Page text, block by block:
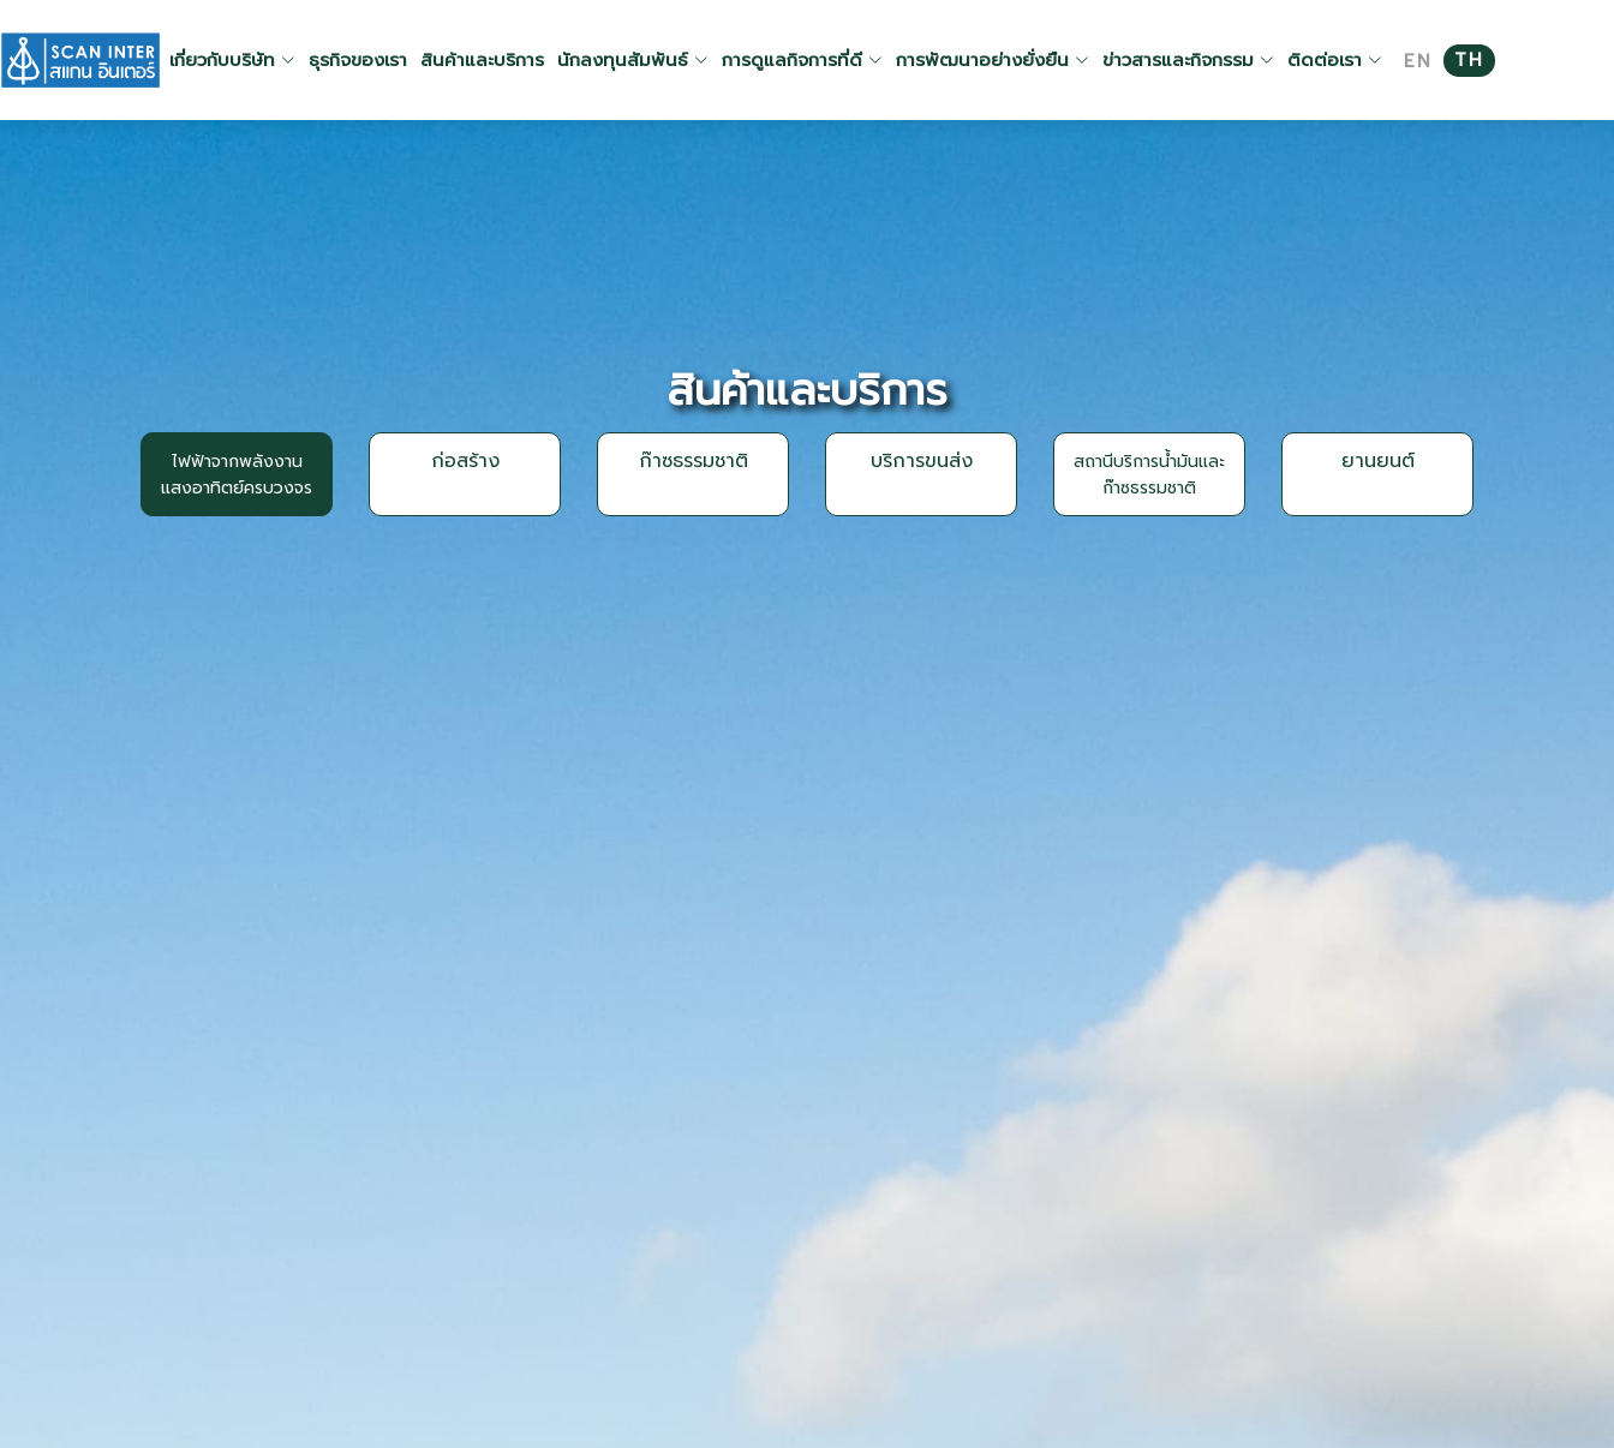
เกี่ยวกับบริษัท ธุรกิจของเรา สินค้าและบริการ นักลงทุนสัมพันธ์ การดูแลกิจการที่ดี การพัฒนาอย่างยั่งยืน ข่าวสารและกิจกรรม ติดต่อเรา EN TH
สินค้าและบริการ
ไฟฟ้าจากพลังงาน
แสงอาทิตย์ครบวงจร
ก่อสร้าง ก๊าซธรรมชาติ บริการขนส่ง
สถานีบริการน้ำมันและ
ก๊าซธรรมชาติ
ยานยนต์